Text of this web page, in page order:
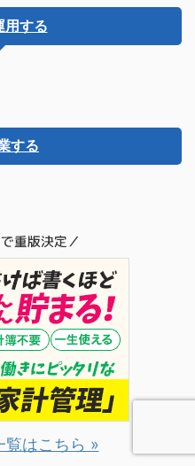
用する
する
覧はこちら »